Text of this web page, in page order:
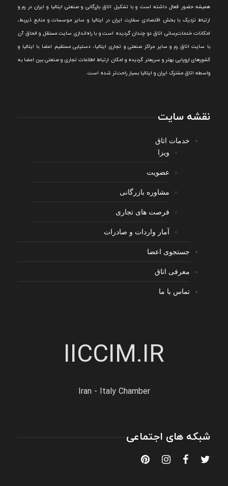
هميشه حضور فعال داشته است و با تشکيل اتاق بازرگانی و صنعتی ايتاليا و ايران در رم و
ارتباط نزديک با بخش اقتصادی سفارت ايران در ايتاليا و ساير موسسات و منابع ذيربط،
امکانات خدمات‌رسانی اتاق دو چندان گرديده است و با راه‌اندازی سايت مستقل و الحاق آن
با سايت اتاق رم و ساير مراکز صنعتی و تجاری ايتاليا، دستيابی مستقيم اعضا با ايتاليا و
کشورهای اروپایی بهتر و سريعتر گرديده و امکان ارتباط اطلاعات تجاری و صنعتی بين اعضا به
واسطه اتاق مشترک ایران و ایتالیا بسیار راحت‌تر شده است.
نقشه سایت
خدمات اتاق
ویزا
عضویت
مشاوره بازرگانی
فرصت های تجاری
آمار واردات و صادرات
جستجوی اعضا
معرفی اتاق
تماس با ما
IICCIM.IR
Iran - Italy Chamber
شبکه های اجتماعی